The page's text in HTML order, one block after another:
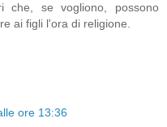
che, se vogliono, possono
ai figli l'ora di religione.
ore 13:36